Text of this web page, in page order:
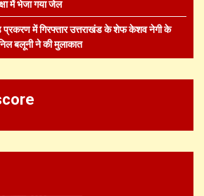
में भेजा गया जेल
प्रकरण में गिरफ्तार उत्तराखंड के शेफ केशव नेगी के
बलूनी ने की मुलाकात